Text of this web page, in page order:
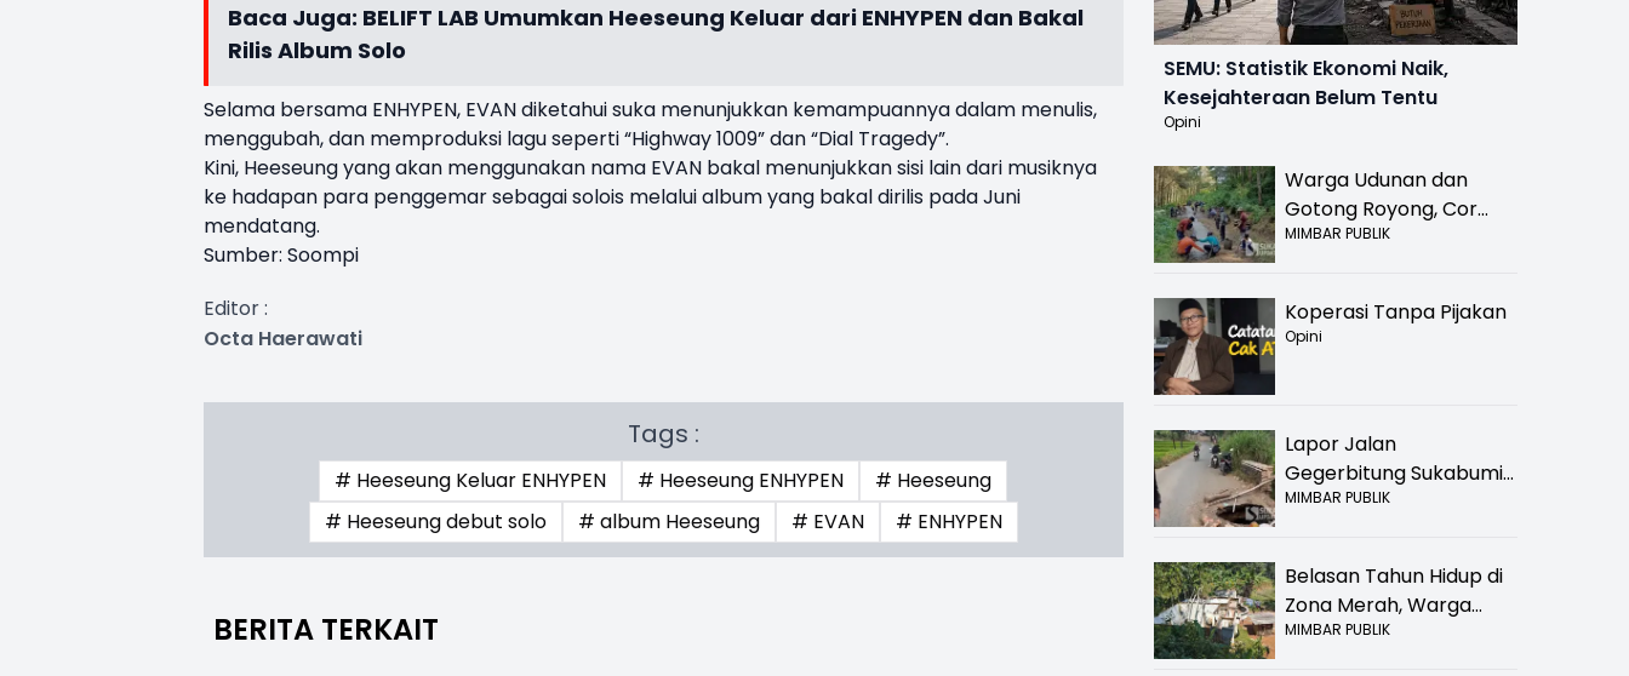
Baca Juga: BELIFT LAB Umumkan Heeseung Keluar dari ENHYPEN dan Bakal
Rilis Album Solo
Selama bersama ENHYPEN, EVAN diketahui suka menunjukkan kemampuannya dalam menulis,
menggubah, dan memproduksi lagu seperti “Highway 1009” dan “Dial Tragedy”.
Kini, Heeseung yang akan menggunakan nama EVAN bakal menunjukkan sisi lain dari musiknya
ke hadapan para penggemar sebagai solois melalui album yang bakal dirilis pada Juni
mendatang.
Sumber: Soompi
Editor :
Octa Haerawati
Tags :
# Heeseung Keluar ENHYPEN # Heeseung ENHYPEN
# Heeseung
# Heeseung debut solo
# album Heeseung # EVAN # ENHYPEN
BERITA TERKAIT
SEMU: Statistik Ekonomi Naik,
Kesejahteraan Belum Tentu
Opini
Warga Udunan dan
Gotong Royong, Cor
Jalan Hancur di
MIMBAR PUBLIK
Koperasi Tanpa Pijakan
Opini
Lapor Jalan
Gegerbitung Sukabumi
Bolong! Bahaya Bagi
MIMBAR PUBLIK
Belasan Tahun Hidup di
Zona Merah, Warga
Kampung Nangewer
MIMBAR PUBLIK